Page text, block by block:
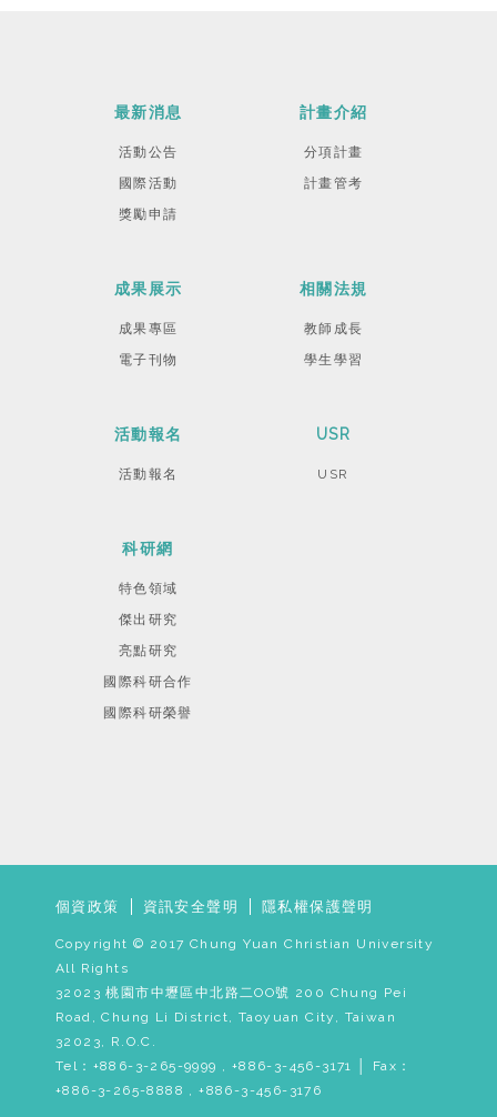
最新消息
活動公告
國際活動
獎勵申請
計畫介紹
分項計畫
計畫管考
成果展示
成果專區
電子刊物
相關法規
教師成長
學生學習
活動報名
活動報名
USR
USR
科研網
特色領域
傑出研究
亮點研究
國際科研合作
國際科研榮譽
個資政策 資訊安全聲明 隱私權保護聲明
Copyright © 2017 Chung Yuan Christian University
All Rights
32023 桃園市中壢區中北路二OO號 200 Chung Pei
Road, Chung Li District, Taoyuan City, Taiwan
32023, R.O.C.
Tel：+886-3-265-9999 , +886-3-456-3171 │ Fax：
+886-3-265-8888 , +886-3-456-3176